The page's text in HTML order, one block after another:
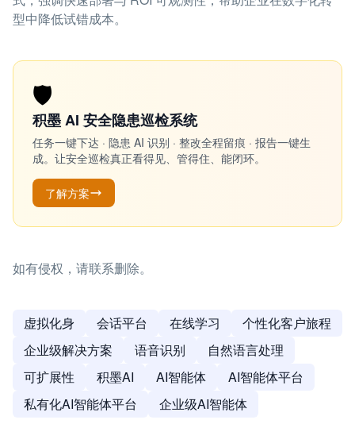
型中降低试错成本。
🛡️
积墨 AI 安全隐患巡检系统
任务一键下达 · 隐患 AI 识别 · 整改全程留痕 · 报告一键生
成。让安全巡检真正看得见、管得住、能闭环。
了解方案
如有侵权，请联系删除。
虚拟化身 会话平台 在线学习
个性化客户旅程
企业级解决方案
语音识别
自然语言处理
可扩展性
积墨AI AI智能体
AI智能体平台
私有化AI智能体平台
企业级AI智能体